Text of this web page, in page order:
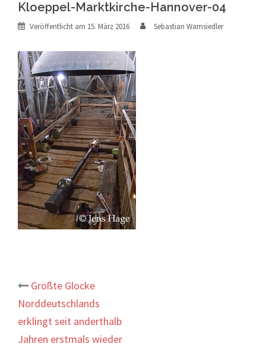
Kloeppel-Marktkirche-Hannover-04
Veröffentlicht am 15. März 2016 Sebastian Wamsiedler
Beitrags-
Navigation
Größte Glocke
Norddeutschlands
erklingt seit anderthalb
Jahren erstmals wieder